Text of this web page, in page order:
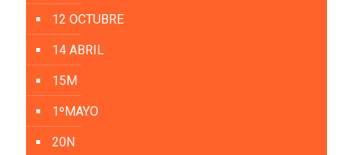
12 OCTUBRE
14 ABRIL
15M
1ºMAYO
20N